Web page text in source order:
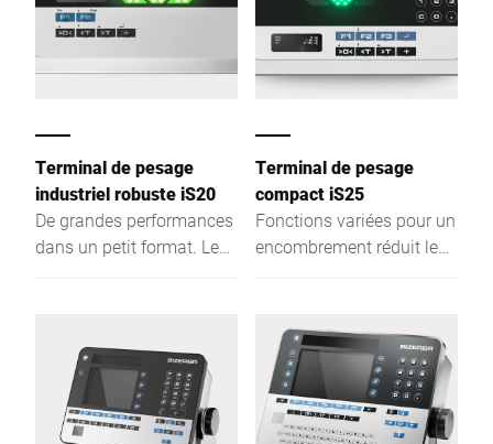
l'expédition,
l'enregistrement ou
l'inventaire. Il est facile à
utiliser et fabriqué en
Terminal de pesage
industriel robuste iS20
De grandes performances
dans un petit format. Le
divers processus
commerciaux : contrôle,
préparation des
commandes, emballage,
Terminal de pesage
compact iS25
Fonctions variées pour un
encombrement réduit le
efficace assurent des
processus parfaits. En
voilà un exemple : le
contrôle visuel de
tolérance avec la fonction